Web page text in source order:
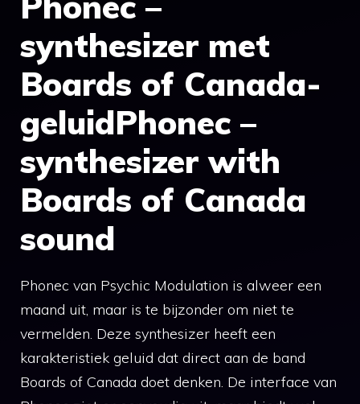
synthesizer met
Boards of Canada-
geluidPhonec –
synthesizer with
Boards of Canada
sound
Phonec van Psychic Modulation is alweer een
maand uit, maar is te bijzonder om niet te
vermelden. Deze synthesizer heeft een
karakteristiek geluid dat direct aan de band
Boards of Canada doet denken. De interface van